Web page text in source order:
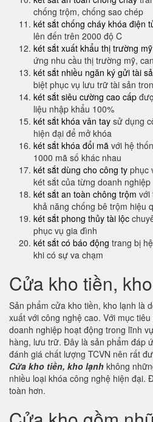
chống trộm, chống sao chép
két sắt chống cháy khóa điện
lên đến trên 2000 độ C
két sắt xuất khẩu thị trường mỹ
ứng nhu cầu thị trường mỹ,
két sắt nhiều ngăn ký gửi tài
biệt phục vụ lưu trữ tài sản
két sắt siêu cường cao cấp
liệu nhập khẩu 100%
két sắt khóa vân tay sử dụng
hiện đại để mở khóa
két sắt khóa đổi mã với hệ
1000 mã số khác nhau
két sắt dùng cho công ty phục
két sắt của từng doanh nghiệp
két sắt an toàn chông trộm với
khả năng chống bê trộm hiệu
két sắt phong thủy tài lộc
phục vụ gia đình
két sắt có báo động trang bị
khi có sự va chạm
Cửa kho tiền,
Sản phẩm cửa kho tiền, kho lạnh là
xuất với công nghệ cao. Với mục
doanh nghiệp hoạt động trong lĩnh
hàng, lưu trữ. Đây là sản phẩm đáp
đánh giá chất lượng TCVN nên rất
Cửa kho tiền, kho lạnh không
nhiều loại khóa công nghệ hiện đại.
toàn hơn.